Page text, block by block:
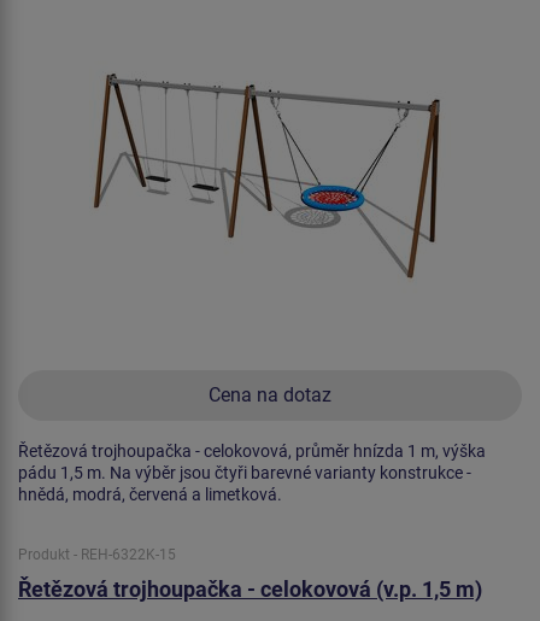
Cena na dotaz
Řetězová trojhoupačka - celokovová, průměr hnízda 1 m, výška
pádu 1,5 m. Na výběr jsou čtyři barevné varianty konstrukce -
hnědá, modrá, červená a limetková.
Produkt - REH-6322K-15
Řetězová trojhoupačka - celokovová (v.p. 1,5 m)